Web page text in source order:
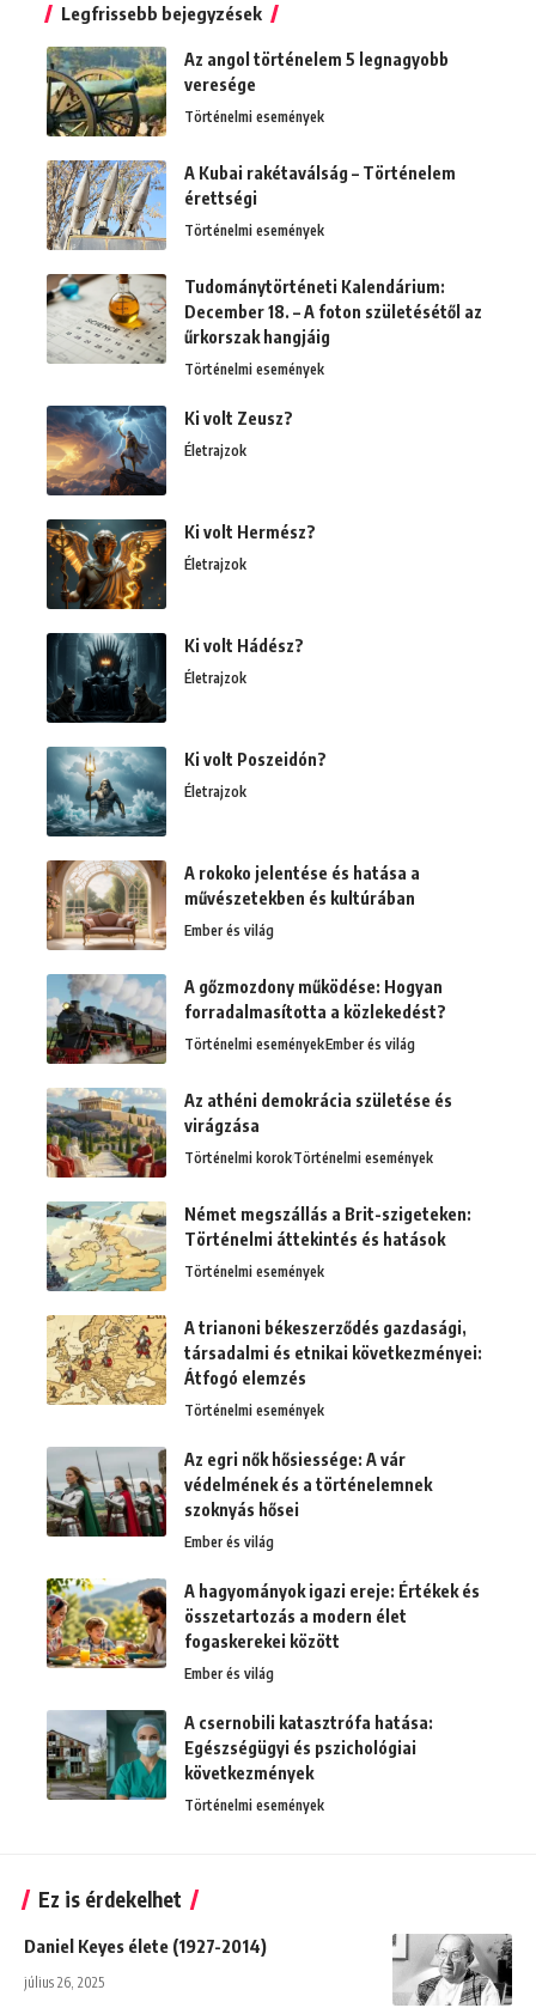
Legfrissebb bejegyzések
Az angol történelem 5 legnagyobb
veresége
Történelmi események
A Kubai rakétaválság – Történelem
érettségi
Történelmi események
Tudománytörténeti Kalendárium:
December 18. – A foton születésétől az
űrkorszak hangjáig
Történelmi események
Ki volt Zeusz?
Életrajzok
Ki volt Hermész?
Életrajzok
Ki volt Hádész?
Életrajzok
Ki volt Poszeidón?
Életrajzok
A rokoko jelentése és hatása a
művészetekben és kultúrában
Ember és világ
A gőzmozdony működése: Hogyan
forradalmasította a közlekedést?
Történelmi eseményekEmber és világ
Az athéni demokrácia születése és
virágzása
Történelmi korokTörténelmi események
Német megszállás a Brit-szigeteken:
Történelmi áttekintés és hatások
Történelmi események
A trianoni békeszerződés gazdasági,
társadalmi és etnikai következményei:
Átfogó elemzés
Történelmi események
Az egri nők hősiessége: A vár
védelmének és a történelemnek
szoknyás hősei
Ember és világ
A hagyományok igazi ereje: Értékek és
összetartozás a modern élet
fogaskerekei között
Ember és világ
A csernobili katasztrófa hatása:
Egészségügyi és pszichológiai
következmények
Történelmi események
Ez is érdekelhet
Daniel Keyes élete (1927-2014)
július 26, 2025